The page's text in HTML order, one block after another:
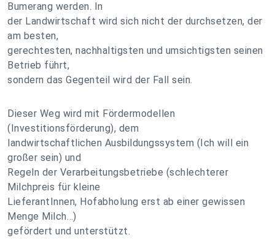
Bumerang werden. In
der Landwirtschaft wird sich nicht der durchsetzen, der
am besten,
gerechtesten, nachhaltigsten und umsichtigsten seinen
Betrieb führt,
sondern das Gegenteil wird der Fall sein.
Dieser Weg wird mit Fördermodellen
(Investitionsförderung), dem
landwirtschaftlichen Ausbildungssystem (Ich will ein
großer sein) und
Regeln der Verarbeitungsbetriebe (schlechterer
Milchpreis für kleine
LieferantInnen, Hofabholung erst ab einer gewissen
Menge Milch…)
gefördert und unterstützt.